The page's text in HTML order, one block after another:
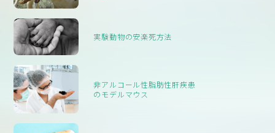
実験動物の安楽死方法
非アルコール性脂肪性肝疾患
のモデルマウス